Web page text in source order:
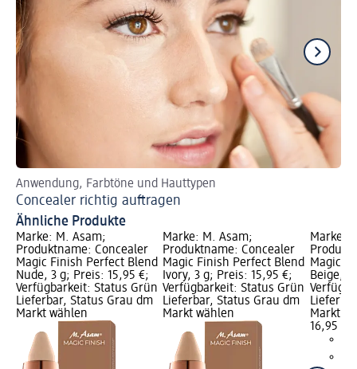
Anwendung, Farbtöne und Hauttypen
Concealer richtig auftragen
Ähnliche Produkte
Marke: M. Asam;
Produktname: Concealer
Magic Finish Perfect Blend
Nude, 3 g; Preis: 15,95 €;
Verfügbarkeit: Status Grün
Lieferbar, Status Grau dm
Markt wählen
Marke: M. Asam;
Produktname: Concealer
Magic Finish Perfect Blend
Ivory, 3 g; Preis: 15,95 €;
Verfügbarkeit: Status Grün
Lieferbar, Status Grau dm
Markt wählen
Marke:
Magic
Beige, 4
Markt
16,95 €